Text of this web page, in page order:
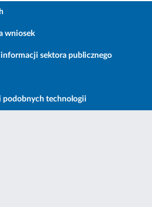
wniosek
sektora publicznego
podobnych technologii